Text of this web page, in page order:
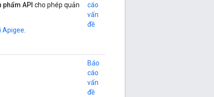
API cho phép quản
Apigee
cáo
vấn
đề
Báo
cáo
vấn
đề